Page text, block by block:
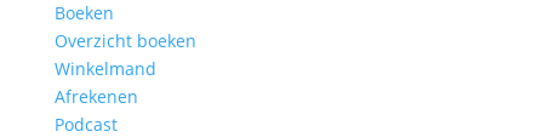
Boeken
Overzicht boeken
Winkelmand
Afrekenen
Podcast